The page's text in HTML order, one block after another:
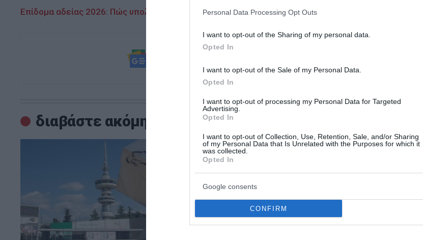
Personal Data Processing Opt Outs
I want to opt-out of the Sharing of my personal data.
Opted In
I want to opt-out of the Sale of my Personal Data.
Opted In
I want to opt-out of processing my Personal Data for Targeted
Advertising.
Opted In
I want to opt-out of Collection, Use, Retention, Sale, and/or Sharing
of my Personal Data that Is Unrelated with the Purposes for which it
was collected.
Opted In
Google consents
CONFIRM
Επίδομα αδείας 2026: Πώς υπολογίζεται, πότε πληρώνεται και τι αλλάζει στην άδεια
Ακολουθήστε το Lykavitos.gr στο Google News
και μάθετε πρώτοι όλες τις ειδήσεις
διαβάστε ακόμη